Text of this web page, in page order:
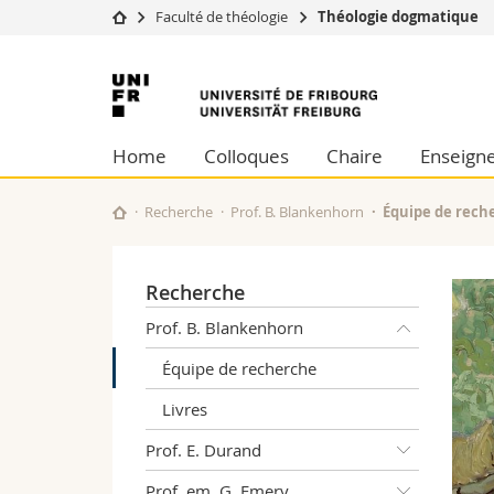
Université
Recherche
Université
Formation continue
Sciences
Lettres et
Sciences
Sciences
Faculté de théologie Théologie dogmatique
Université
de
Fribourg
Home Colloques Chaire
Recherche Prof. B. Blankenhorn Équipe de
Recherche
Prof. B. Blankenhorn
Équipe de recherche
Livres
Prof. E. Durand